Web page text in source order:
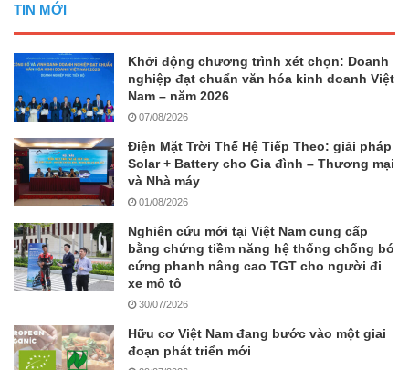
TIN MỚI
Khởi động chương trình xét chọn: Doanh
nghiệp đạt chuẩn văn hóa kinh doanh Việt
Nam – năm 2026
07/08/2026
Điện Mặt Trời Thế Hệ Tiếp Theo: giải pháp
Solar + Battery cho Gia đình – Thương mại
và Nhà máy
01/08/2026
Nghiên cứu mới tại Việt Nam cung cấp
bằng chứng tiềm năng hệ thống chống bó
cứng phanh nâng cao TGT cho người đi
xe mô tô
30/07/2026
Hữu cơ Việt Nam đang bước vào một giai
đoạn phát triển mới